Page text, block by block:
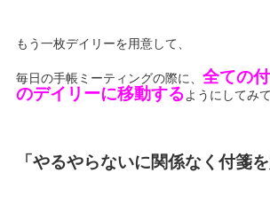
もう一枚デイリーを用意して、
毎日の手帳ミーティングの際に、全ての
のデイリーに移動するようにしてみ
「やるやらないに関係なく付箋を